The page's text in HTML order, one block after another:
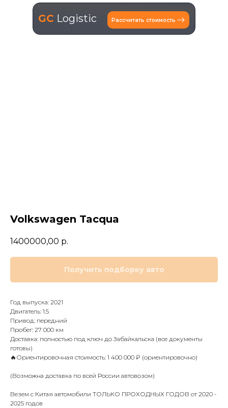
GC Logistic Рассчитать стоимость
Volkswagen Tacqua
1400000,00 р.
Получить подборку авто
Год выпуска: 2021
Двигатель: 1.5
Привод: передний
Пробег: 27 000 км
Доставка: полностью под ключ до Забайкальска (все документы
готовы)
🔥Ориентировочная стоимость: 1 400 000 ₽ (ориентировочно)
(Возможна доставка по всей России автовозом)
Везем с Китая автомобили ТОЛЬКО ПРОХОДНЫХ ГОДОВ от 2020 -
2025 годов